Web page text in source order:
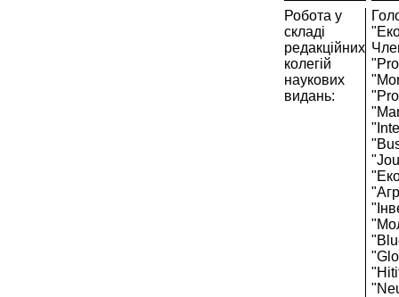
Робота у
складі
редакційних
колегій
наукових
видань: